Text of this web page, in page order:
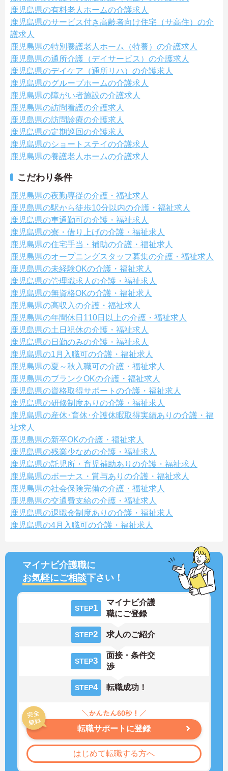
鹿児島県の有料老人ホームの介護求人
鹿児島県のサービス付き高齢者向け住宅（サ高住）の介
護求人
鹿児島県の特別養護老人ホーム（特養）の介護求人
鹿児島県の通所介護（デイサービス）の介護求人
鹿児島県のデイケア（通所リハ）の介護求人
鹿児島県のグループホームの介護求人
鹿児島県の障がい者施設の介護求人
鹿児島県の訪問看護の介護求人
鹿児島県の訪問診療の介護求人
鹿児島県の定期巡回の介護求人
鹿児島県のショートステイの介護求人
鹿児島県の養護老人ホームの介護求人
こだわり条件
鹿児島県の夜勤専従の介護・福祉求人
鹿児島県の駅から徒歩10分以内の介護・福祉求人
鹿児島県の車通勤可の介護・福祉求人
鹿児島県の寮・借り上げの介護・福祉求人
鹿児島県の住宅手当・補助の介護・福祉求人
鹿児島県のオープニングスタッフ募集の介護・福祉求人
鹿児島県の未経験OKの介護・福祉求人
鹿児島県の管理職求人の介護・福祉求人
鹿児島県の無資格OKの介護・福祉求人
鹿児島県の高収入の介護・福祉求人
鹿児島県の年間休日110日以上の介護・福祉求人
鹿児島県の土日祝休の介護・福祉求人
鹿児島県の日勤のみの介護・福祉求人
鹿児島県の1月入職可の介護・福祉求人
鹿児島県の夏～秋入職可の介護・福祉求人
鹿児島県のブランクOKの介護・福祉求人
鹿児島県の資格取得サポートの介護・福祉求人
鹿児島県の研修制度ありの介護・福祉求人
鹿児島県の産休･育休･介護休暇取得実績ありの介護・福
祉求人
鹿児島県の新卒OKの介護・福祉求人
鹿児島県の残業少なめの介護・福祉求人
鹿児島県の託児所・育児補助ありの介護・福祉求人
鹿児島県のボーナス・賞与ありの介護・福祉求人
鹿児島県の社会保険完備の介護・福祉求人
鹿児島県の交通費支給の介護・福祉求人
鹿児島県の退職金制度ありの介護・福祉求人
鹿児島県の4月入職可の介護・福祉求人
マイナビ介護職に
お気軽にご相談下さい！
STEP1
マイナビ介護
職にご登録
STEP2 求人のご紹介
STEP3
面接・条件交
渉
STEP4 転職成功！
転職サポートに登録
はじめて転職する方へ